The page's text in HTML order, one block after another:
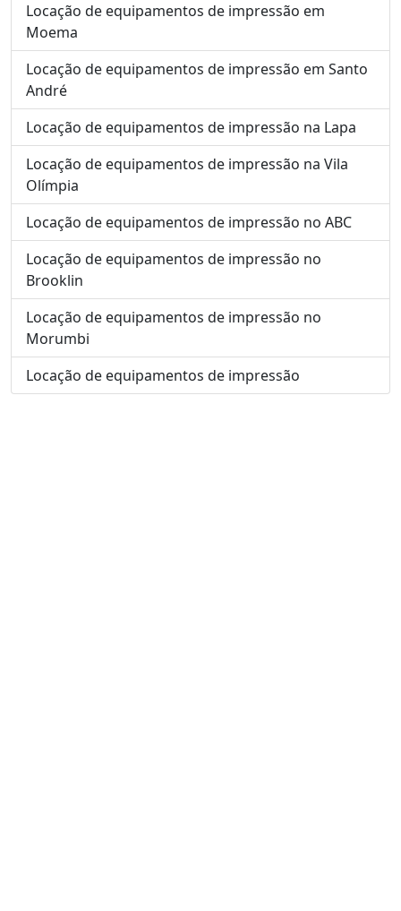
Locação de equipamentos de impressão em
Moema
Locação de equipamentos de impressão em Santo
André
Locação de equipamentos de impressão na Lapa
Locação de equipamentos de impressão na Vila
Olímpia
Locação de equipamentos de impressão no ABC
Locação de equipamentos de impressão no
Brooklin
Locação de equipamentos de impressão no
Morumbi
Locação de equipamentos de impressão